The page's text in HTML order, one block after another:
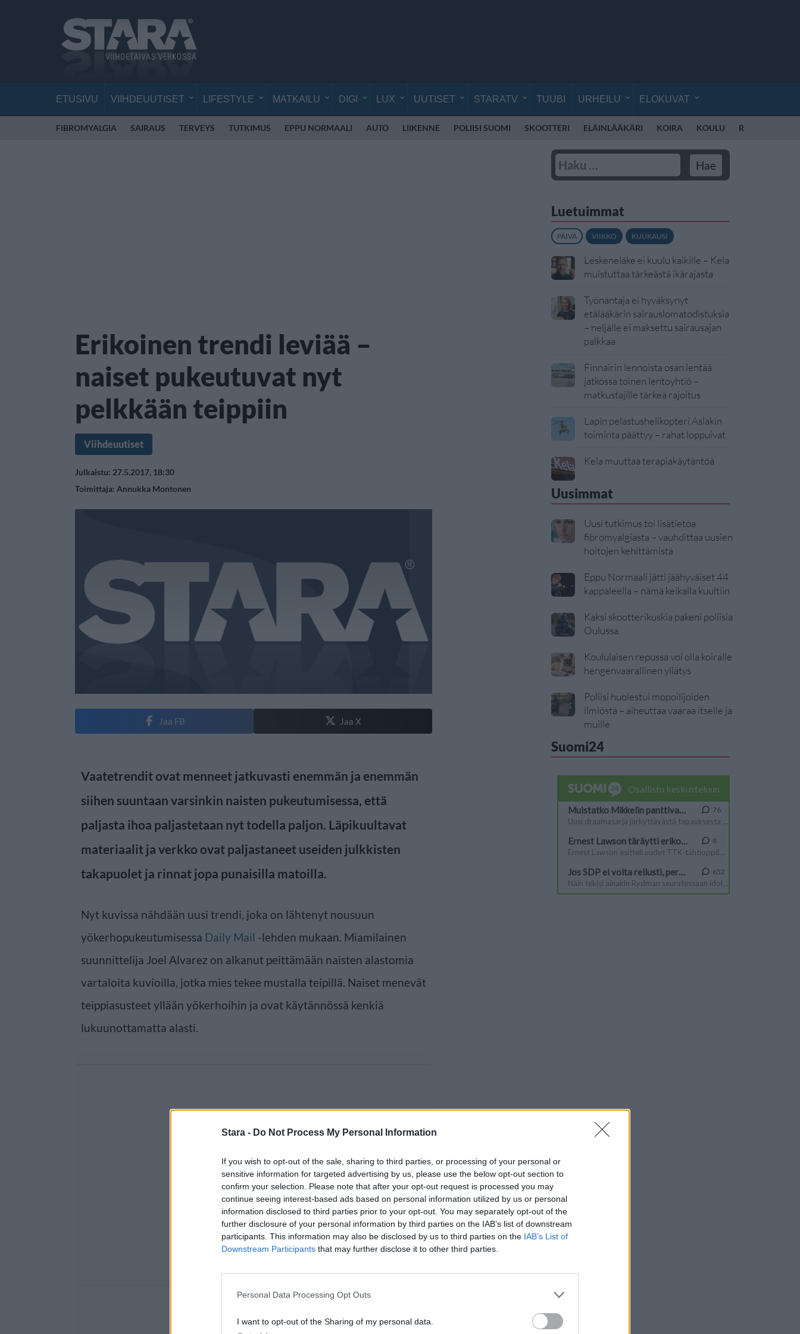
Stara - Do Not Process My Personal Information
If you wish to opt-out of the sale, sharing to third parties, or processing of your personal or
sensitive information for targeted advertising by us, please use the below opt-out section to
confirm your selection. Please note that after your opt-out request is processed you may
continue seeing interest-based ads based on personal information utilized by us or personal
information disclosed to third parties prior to your opt-out. You may separately opt-out of the
further disclosure of your personal information by third parties on the IAB’s list of downstream
participants. This information may also be disclosed by us to third parties on the IAB’s List of
Downstream Participants that may further disclose it to other third parties.
Personal Data Processing Opt Outs
I want to opt-out of the Sharing of my personal data.
ETUSIVU VIIHDEUUTISET LIFESTYLE MATKAILU DIGI LUX UUTISET STARATV TUUBI URHEILU ELOKUVAT
FIBROMYALGIA SAIRAUS TERVEYS TUTKIMUS EPPU NORMAALI AUTO LIIKENNE POLIISI SUOMI SKOOTTERI ELÄINLÄÄKÄRI KOIRA KOULU REPPU
Erikoinen trendi leviää –
naiset pukeutuvat nyt
pelkkään teippiin
Viihdeuutiset
Julkaistu: 27.5.2017, 18:30
Toimittaja: Annukka Montonen
Jaa FB Jaa X
Vaatetrendit ovat menneet jatkuvasti enemmän ja enemmän
siihen suuntaan varsinkin naisten pukeutumisessa, että
paljasta ihoa paljastetaan nyt todella paljon. Läpikuultavat
materiaalit ja verkko ovat paljastaneet useiden julkkisten
takapuolet ja rinnat jopa punaisilla matoilla.
Nyt kuvissa nähdään uusi trendi, joka on lähtenyt nousuun
yökerhopukeutumisessa Daily Mail -lehden mukaan. Miamilainen
suunnittelija Joel Alvarez on alkanut peittämään naisten alastomia
vartaloita kuvioilla, jotka mies tekee mustalla teipillä. Naiset menevät
teippiasusteet yllään yökerhoihin ja ovat käytännössä kenkiä
lukuunottamatta alasti.
Luetuimmat
PÄIVÄ VIIKKO KUUKAUSI
Leskeneläke ei kuulu kaikille – Kela
muistuttaa tärkeästä ikärajasta
Työnantaja ei hyväksynyt
etälääkärin sairauslomatodistuksia
– neljälle ei maksettu sairausajan
palkkaa
Finnairin lennoista osan lentää
jatkossa toinen lentoyhtiö –
matkustajille tärkeä rajoitus
Lapin pelastushelikopteri Aslakin
toiminta päättyy – rahat loppuivat
Kela muuttaa terapiakäytäntöä
Uusimmat
Uusi tutkimus toi lisätietoa
fibromyalgiasta – vauhdittaa uusien
hoitojen kehittämistä
Eppu Normaali jätti jäähyväiset 44
kappaleella – nämä keikalla kuultiin
Kaksi skootterikuskia pakeni poliisia
Oulussa
Koululaisen repussa voi olla koiralle
hengenvaarallinen yllätys
Poliisi huolestui mopoilijoiden
ilmiöstä – aiheuttaa vaaraa itselle ja
muille
Suomi24